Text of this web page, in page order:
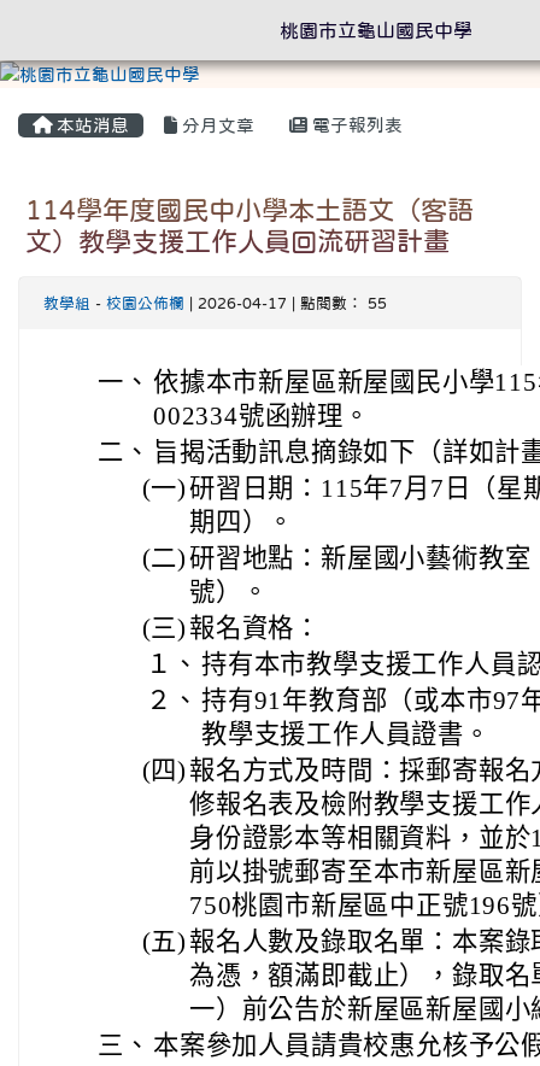
本站消息 分月文章 電子報列表
114學年度國民中小學本土語文（客語
文）教學支援工作人員回流研習計畫
教學組 - 校園公佈欄 | 2026-04-17 | 點閱數： 55
一、 依據本市新屋區新屋國民小學
002334號函辦理。
二、 旨揭活動訊息摘錄如下（詳如計
(一)研習日期：115年7月7日（星
期四）。
(二)研習地點：新屋國小藝術教
號）。
(三) 報名資格：
１、 持有本市教學支援工作人員
２、 持有91年教育部（或本市97
教學支援工作人員證書。
(四) 報名方式及時間：採郵寄報
修報名表及檢附教學支援工
身份證影本等相關資料，並
前以掛號郵寄至本市新屋區
750桃園市新屋區中正號196
(五) 報名人數及錄取名單：本案
為憑，額滿即截止），錄取
一）前公告於新屋區新屋國小
三、 本案參加人員請貴校惠允核予公
桃園市立龜山國民中學